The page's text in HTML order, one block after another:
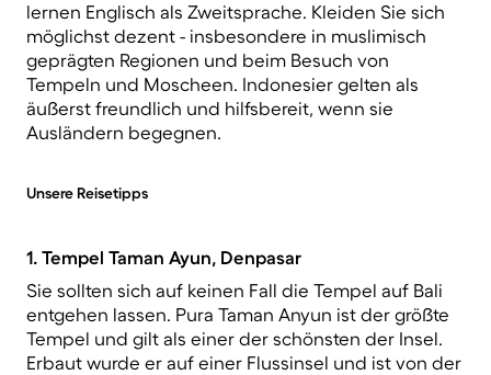
lernen Englisch als Zweitsprache. Kleiden Sie sich
möglichst dezent - insbesondere in muslimisch
geprägten Regionen und beim Besuch von
Tempeln und Moscheen. Indonesier gelten als
äußerst freundlich und hilfsbereit, wenn sie
Ausländern begegnen.
Unsere Reisetipps
1. Tempel Taman Ayun, Denpasar
Sie sollten sich auf keinen Fall die Tempel auf Bali
entgehen lassen. Pura Taman Anyun ist der größte
Tempel und gilt als einer der schönsten der Insel.
Erbaut wurde er auf einer Flussinsel und ist von der